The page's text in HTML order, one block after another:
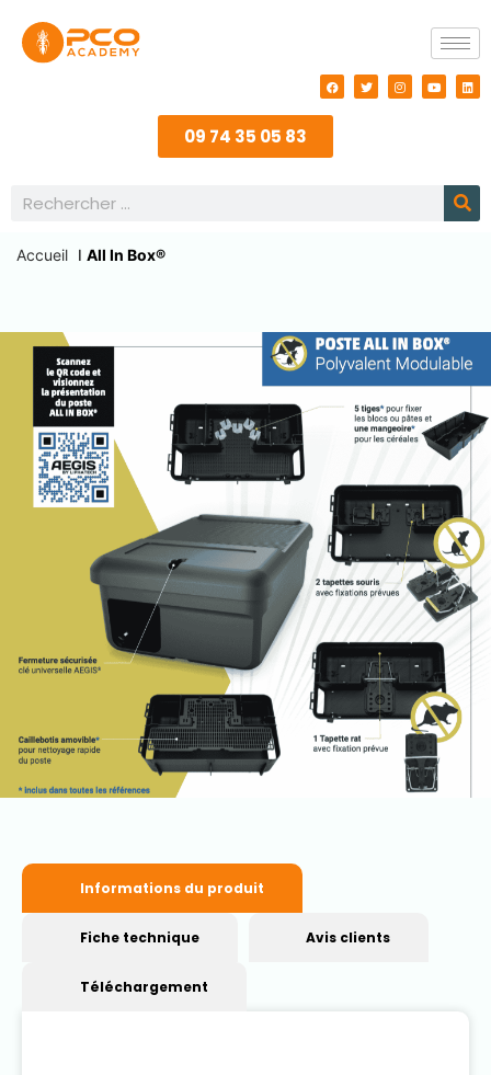
09 74 35 05 83
Accueil I All In Box®
Informations du produit
Fiche technique Avis clients
Téléchargement